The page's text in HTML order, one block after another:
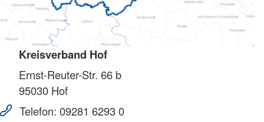
Kreisverband Hof
Ernst-Reuter-Str. 66 b
95030 Hof
Telefon: 09281 6293 0